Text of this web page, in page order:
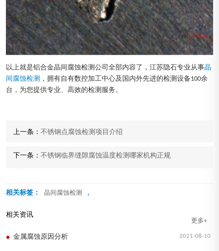
以上就是铝合金晶间腐蚀检测公司全部内容了，江苏隐石专业从事晶
间腐蚀检测 ，拥有自有数控加工中心及国内外先进的检测设备100余
台，为您提供专业、高效的检测服务。
上一条： 不锈钢点腐蚀检测项目介绍
下一条： 不锈钢临界缝隙腐蚀温度检测哪家机构正规
相关标签： 晶间腐蚀检测 ,
相关资讯
更多+
2021-08-10
金属腐蚀原因分析